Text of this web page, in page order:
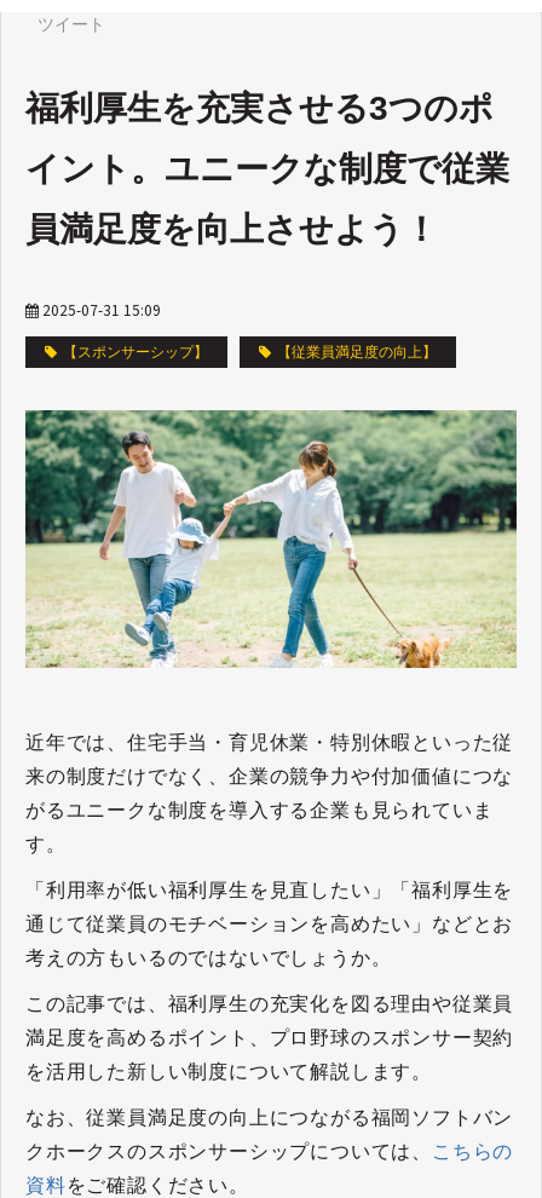
ツイート
福利厚生を充実させる3つのポ
イント。ユニークな制度で従業
員満足度を向上させよう！
2025-07-31 15:09
【スポンサーシップ】 【従業員満足度の向上】
近年では、住宅手当・育児休業・特別休暇といった従
来の制度だけでなく、企業の競争力や付加価値につな
がるユニークな制度を導入する企業も見られていま
す。
「利用率が低い福利厚生を見直したい」「福利厚生を
通じて従業員のモチベーションを高めたい」などとお
考えの方もいるのではないでしょうか。
この記事では、福利厚生の充実化を図る理由や従業員
満足度を高めるポイント、プロ野球のスポンサー契約
を活用した新しい制度について解説します。
なお、従業員満足度の向上につながる福岡ソフトバン
クホークスのスポンサーシップについては、
こちらの
資料をご確認ください。